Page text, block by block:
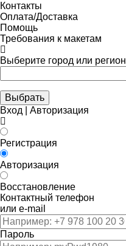
Контакты
Оплата/Доставка
Помощь
Требования к макетам
Выберите город или регион
Выбрать
Вход | Авторизация
Регистрация
Авторизация
Восстановление
Контактный телефон
или e-mail
Пароль